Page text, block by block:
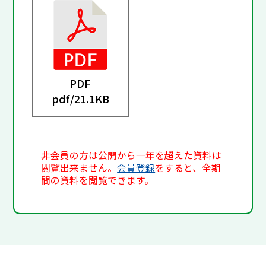
PDF
pdf/21.1KB
非会員の方は公開から一年を超えた資料は
閲覧出来ません。会員登録をすると、全期
間の資料を閲覧できます。